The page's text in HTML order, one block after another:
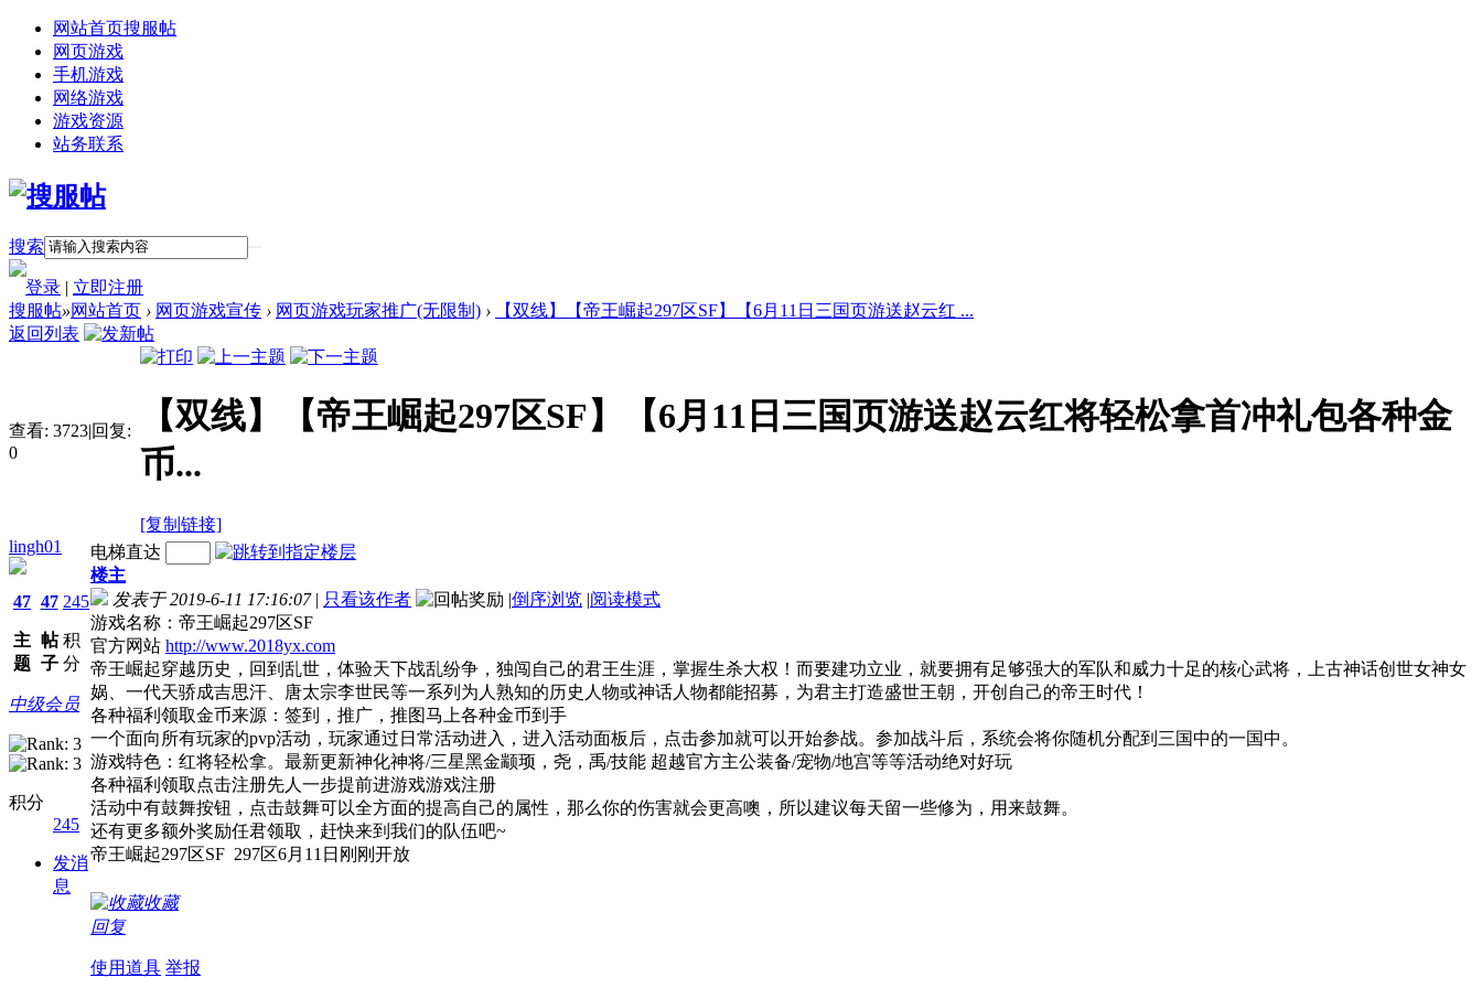
网站首页搜服帖
网页游戏
手机游戏
网络游戏
游戏资源
站务联系
搜索
登录 | 立即注册
搜服帖»网站首页 › 网页游戏宣传 › 网页游戏玩家推广(无限制) ›
【双线】【帝王崛起297区SF】【6月11日三国页游送赵云红 ...
返回列表
查看: 3723|回复:
0
【双线】【帝王崛起297区SF】【6月11日三国页游送赵云红将轻松拿首冲礼包各种金
币...
[复制链接]
lingh01
47
主
题
47
帖
子
245
积
分
中级会员
积分
245
发消
息
电梯直达
楼主
发表于 2019-6-11 17:16:07 | 只看该作者 |倒序浏览 |阅读模式
游戏名称：帝王崛起297区SF
官方网站 http://www.2018yx.com
帝王崛起穿越历史，回到乱世，体验天下战乱纷争，独闯自己的君王生涯，掌握生杀大权！而要建功立业，就要拥有足够强大的军队和威力十足的核心武将，上古神话创世女神女
娲、一代天骄成吉思汗、唐太宗李世民等一系列为人熟知的历史人物或神话人物都能招募，为君主打造盛世王朝，开创自己的帝王时代！
各种福利领取金币来源：签到，推广，推图马上各种金币到手
一个面向所有玩家的pvp活动，玩家通过日常活动进入，进入活动面板后，点击参加就可以开始参战。参加战斗后，系统会将你随机分配到三国中的一国中。
游戏特色：红将轻松拿。最新更新神化神将/三星黑金颛顼，尧，禹/技能 超越官方主公装备/宠物/地宫等等活动绝对好玩
各种福利领取点击注册先人一步提前进游戏游戏注册
活动中有鼓舞按钮，点击鼓舞可以全方面的提高自己的属性，那么你的伤害就会更高噢，所以建议每天留一些修为，用来鼓舞。
还有更多额外奖励任君领取，赶快来到我们的队伍吧~
帝王崛起297区SF 297区6月11日刚刚开放
收藏
回复
使用道具 举报